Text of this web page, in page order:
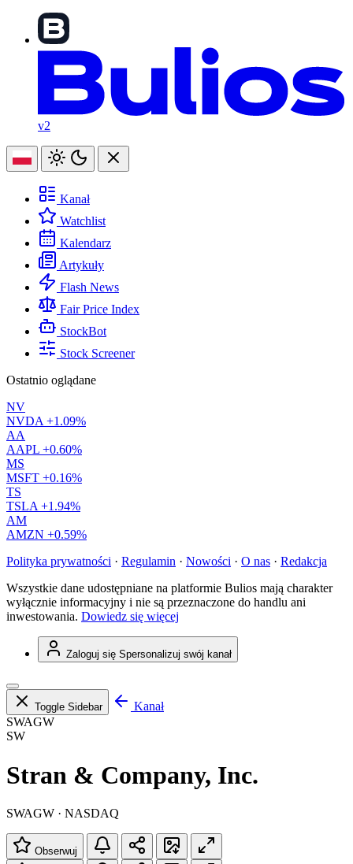
v2
Kanał
Watchlist
Kalendarz
Artykuły
Flash News
Fair Price Index
StockBot
Stock Screener
Ostatnio oglądane
NV
NVDA +1.09%
AA
AAPL +0.60%
MS
MSFT +0.16%
TS
TSLA +1.94%
AM
AMZN +0.59%
Polityka prywatności · Regulamin · Nowości · O nas · Redakcja
Wszystkie dane udostępniane na platformie Bulios mają charakter
wyłącznie informacyjny i nie są przeznaczone do handlu ani
inwestowania. Dowiedz się więcej
Zaloguj się Spersonalizuj swój kanał
Toggle Sidebar
Kanał
SWAGW
SW
Stran & Company, Inc.
SWAGW · NASDAQ
Obserwuj